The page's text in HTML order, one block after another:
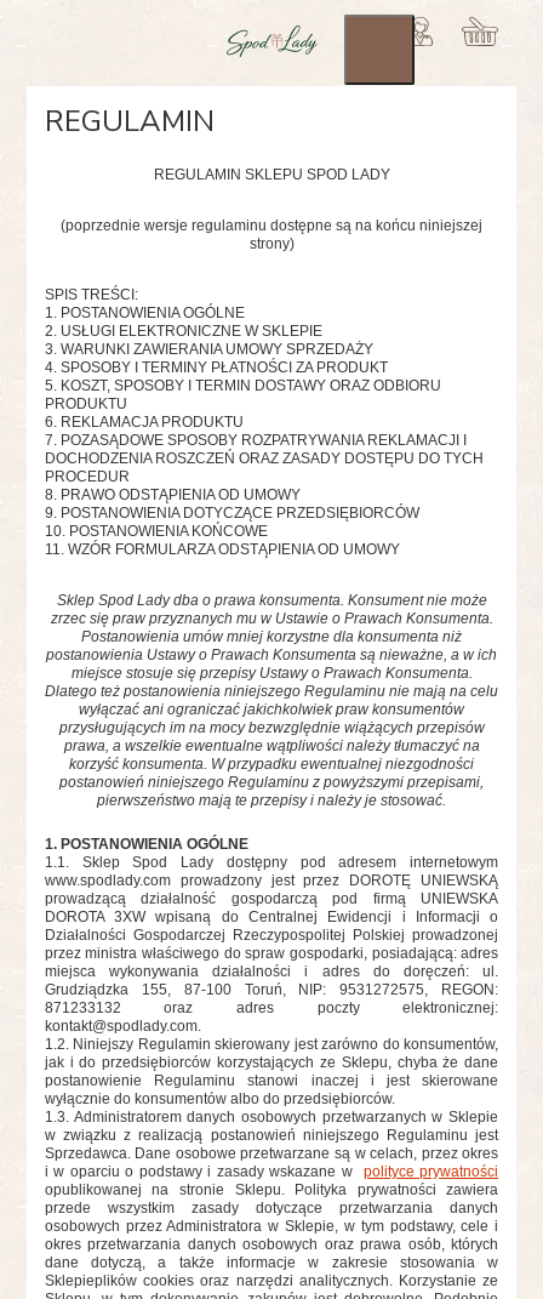
REGULAMIN
REGULAMIN SKLEPU SPOD LADY
(poprzednie wersje regulaminu dostępne są na końcu niniejszej
strony)
SPIS TREŚCI:
1. POSTANOWIENIA OGÓLNE
2. USŁUGI ELEKTRONICZNE W SKLEPIE
3. WARUNKI ZAWIERANIA UMOWY SPRZEDAŻY
4. SPOSOBY I TERMINY PŁATNOŚCI ZA PRODUKT
5. KOSZT, SPOSOBY I TERMIN DOSTAWY ORAZ ODBIORU
PRODUKTU
6. REKLAMACJA PRODUKTU
7. POZASĄDOWE SPOSOBY ROZPATRYWANIA REKLAMACJI I
DOCHODZENIA ROSZCZEŃ ORAZ ZASADY DOSTĘPU DO TYCH
PROCEDUR
8. PRAWO ODSTĄPIENIA OD UMOWY
9. POSTANOWIENIA DOTYCZĄCE PRZEDSIĘBIORCÓW
10. POSTANOWIENIA KOŃCOWE
11. WZÓR FORMULARZA ODSTĄPIENIA OD UMOWY
Sklep Spod Lady dba o prawa konsumenta. Konsument nie może
zrzec się praw przyznanych mu w Ustawie o Prawach Konsumenta.
Postanowienia umów mniej korzystne dla konsumenta niż
postanowienia Ustawy o Prawach Konsumenta są nieważne, a w ich
miejsce stosuje się przepisy Ustawy o Prawach Konsumenta.
Dlatego też postanowienia niniejszego Regulaminu nie mają na celu
wyłączać ani ograniczać jakichkolwiek praw konsumentów
przysługujących im na mocy bezwzględnie wiążących przepisów
prawa, a wszelkie ewentualne wątpliwości należy tłumaczyć na
korzyść konsumenta. W przypadku ewentualnej niezgodności
postanowień niniejszego Regulaminu z powyższymi przepisami,
pierwszeństwo mają te przepisy i należy je stosować.
1. POSTANOWIENIA OGÓLNE
1.1. Sklep Spod Lady dostępny pod adresem internetowym
www.spodlady.com prowadzony jest przez DOROTĘ UNIEWSKĄ
prowadzącą działalność gospodarczą pod firmą UNIEWSKA
DOROTA 3XW wpisaną do Centralnej Ewidencji i Informacji o
Działalności Gospodarczej Rzeczypospolitej Polskiej prowadzonej
przez ministra właściwego do spraw gospodarki, posiadającą: adres
miejsca wykonywania działalności i adres do doręczeń: ul.
Grudziądzka 155, 87-100 Toruń, NIP: 9531272575, REGON:
871233132 oraz adres poczty elektronicznej:
kontakt@spodlady.com.
1.2. Niniejszy Regulamin skierowany jest zarówno do konsumentów,
jak i do przedsiębiorców korzystających ze Sklepu, chyba że dane
postanowienie Regulaminu stanowi inaczej i jest skierowane
wyłącznie do konsumentów albo do przedsiębiorców.
1.3. Administratorem danych osobowych przetwarzanych w Sklepie
w związku z realizacją postanowień niniejszego Regulaminu jest
Sprzedawca. Dane osobowe przetwarzane są w celach, przez okres
i w oparciu o podstawy i zasady wskazane w polityce prywatności
opublikowanej na stronie Sklepu. Polityka prywatności zawiera
przede wszystkim zasady dotyczące przetwarzania danych
osobowych przez Administratora w Sklepie, w tym podstawy, cele i
okres przetwarzania danych osobowych oraz prawa osób, których
dane dotyczą, a także informacje w zakresie stosowania w
Sklepieplików cookies oraz narzędzi analitycznych. Korzystanie ze